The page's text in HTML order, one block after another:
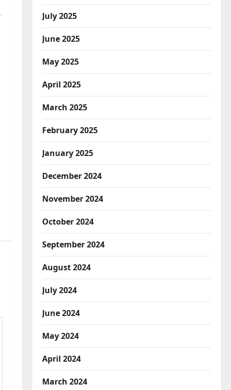
July 2025
June 2025
May 2025
April 2025
March 2025
February 2025
January 2025
December 2024
November 2024
October 2024
September 2024
August 2024
July 2024
June 2024
May 2024
April 2024
March 2024